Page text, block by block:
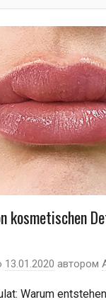
kosmetischen
13.01.2020 автором
Warum